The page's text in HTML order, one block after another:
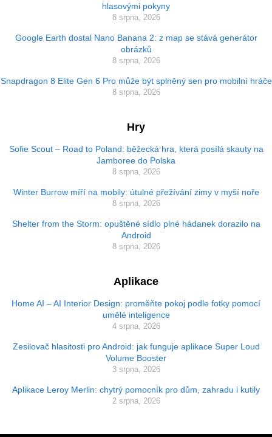
hlasovými pokyny
8 srpna, 2026
Google Earth dostal Nano Banana 2: z map se stává generátor
obrázků
8 srpna, 2026
Snapdragon 8 Elite Gen 6 Pro může být splněný sen pro mobilní hráče
8 srpna, 2026
Hry
Sofie Scout – Road to Poland: běžecká hra, která posílá skauty na
Jamboree do Polska
8 srpna, 2026
Winter Burrow míří na mobily: útulné přežívání zimy v myší noře
8 srpna, 2026
Shelter from the Storm: opuštěné sídlo plné hádanek dorazilo na
Android
8 srpna, 2026
Aplikace
Home AI – AI Interior Design: proměňte pokoj podle fotky pomocí
umělé inteligence
4 srpna, 2026
Zesilovač hlasitosti pro Android: jak funguje aplikace Super Loud
Volume Booster
3 srpna, 2026
Aplikace Leroy Merlin: chytrý pomocník pro dům, zahradu i kutily
2 srpna, 2026